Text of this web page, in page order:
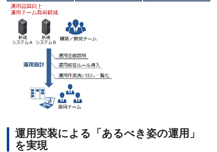
運用実装による「あるべき姿の運用」
を実現